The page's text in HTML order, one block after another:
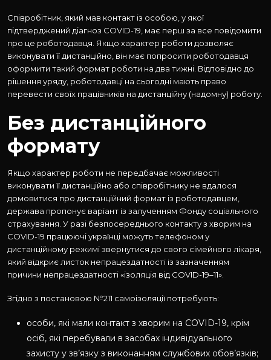
Співробітник, який мав контакт із особою, у якої
підтверджений діагноз COVID-19, має перш за все повідомити
про це роботодавця. Якщо характер роботи дозволяє
виконувати її дистанційно, він має попросити роботодавця
оформити такий формат роботи на два тижні. Відповідно до
рішення уряду, роботодавці на сьогодні мають право
перевести своїх працівників на дистанційну (надомну) роботу.
Без дистанційного
формату
Якщо характер роботи не передбачає можливості
виконувати її дистанційно або співробітнику не вдалося
домовитися про дистанційний формат із роботодавцем,
держава пропонує варіант із залученням Фонду соціального
страхування. У разі безпосереднього контакту з хворим на
COVID-19 працюючі українці можуть телефоном у
дистанційному режимі звернутися до свого сімейного лікаря,
який відкриє листок непрацездатності із зазначенням
причини непрацездатності «ізоляція від COVID-19–11».
Згідно з постановою №211 самоізоляції потребують:
особи, які мали контакт з хворим на COVID-19, крім
осіб, які перебували в засобах індивідуального
захисту у зв’язку з виконанням службових обов’язків;